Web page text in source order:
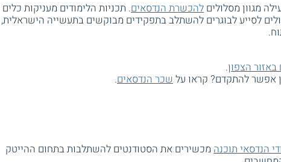
מגוון מסלולים להכשרת הנדסאים. תכניות הלימודים מעניקות כלים
לסייע לבוגרים להשתלב בתפקידים מבוקשים בתעשייה הישראלית,
באזור הצפון.
אפשר להתקדם? קראו עלשכר הנדסאים.
הנדסאי תוכנה מכשירים את הסטודנטים להשתלבות בתחום ההייטק